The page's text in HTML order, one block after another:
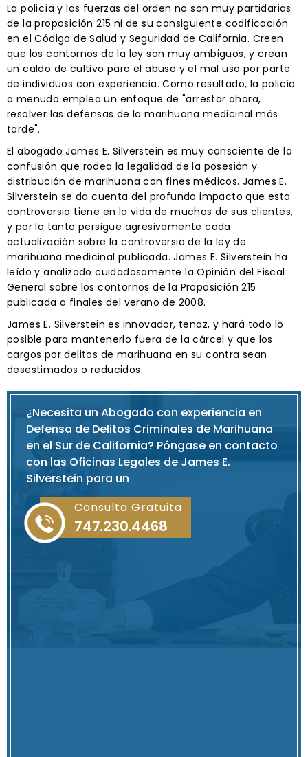
La policía y las fuerzas del orden no son muy partidarias
de la proposición 215 ni de su consiguiente codificación
en el Código de Salud y Seguridad de California. Creen
que los contornos de la ley son muy ambiguos, y crean
un caldo de cultivo para el abuso y el mal uso por parte
de individuos con experiencia. Como resultado, la policía
a menudo emplea un enfoque de "arrestar ahora,
resolver las defensas de la marihuana medicinal más
tarde".
El abogado James E. Silverstein es muy consciente de la
confusión que rodea la legalidad de la posesión y
distribución de marihuana con fines médicos. James E.
Silverstein se da cuenta del profundo impacto que esta
controversia tiene en la vida de muchos de sus clientes,
y por lo tanto persigue agresivamente cada
actualización sobre la controversia de la ley de
marihuana medicinal publicada. James E. Silverstein ha
leído y analizado cuidadosamente la Opinión del Fiscal
General sobre los contornos de la Proposición 215
publicada a finales del verano de 2008.
James E. Silverstein es innovador, tenaz, y hará todo lo
posible para mantenerlo fuera de la cárcel y que los
cargos por delitos de marihuana en su contra sean
desestimados o reducidos.
¿Necesita un Abogado con experiencia en
Defensa de Delitos Criminales de Marihuana
en el Sur de California? Póngase en contacto
con las Oficinas Legales de James E.
Silverstein para un
Consulta Gratuita
747.230.4468